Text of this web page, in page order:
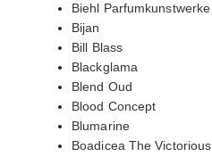
Biehl Parfumkunstwerke
Bijan
Bill Blass
Blackglama
Blend Oud
Blood Concept
Blumarine
Boadicea The Victorious